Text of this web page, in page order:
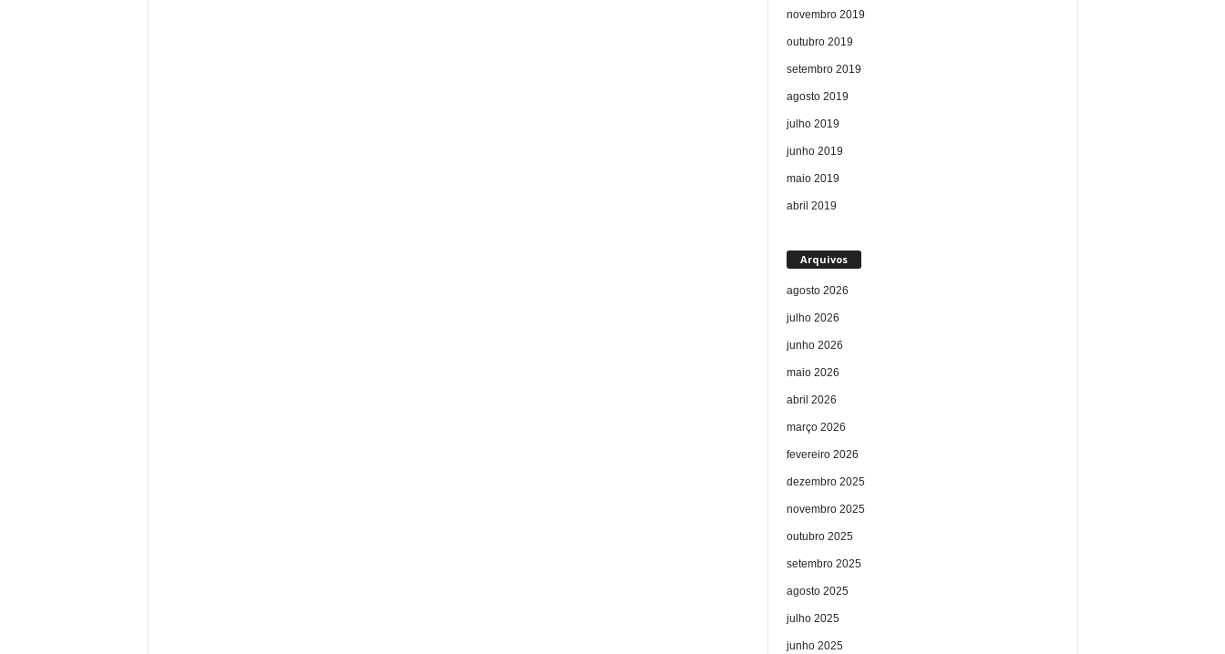
novembro 2019
outubro 2019
setembro 2019
agosto 2019
julho 2019
junho 2019
maio 2019
abril 2019
Arquivos
agosto 2026
julho 2026
junho 2026
maio 2026
abril 2026
março 2026
fevereiro 2026
dezembro 2025
novembro 2025
outubro 2025
setembro 2025
agosto 2025
julho 2025
junho 2025